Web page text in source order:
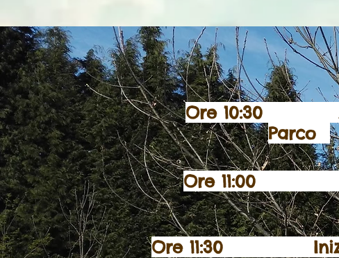
Ore 10:30
Parco
Ore 11:00
Ore 11:30